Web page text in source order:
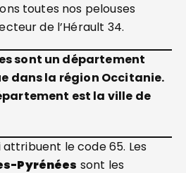
toutes nos pelouses
de l’Hérault 34.
sont un département
dans la région Occitanie.
est la ville de
attribuent le code 65. Les
Pyrénées sont les